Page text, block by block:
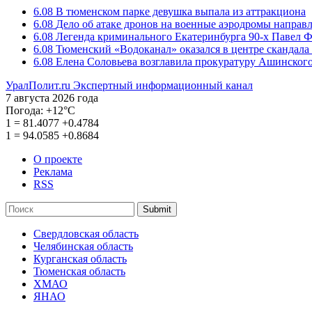
6.08 В тюменском парке девушка выпала из аттракциона
6.08 Дело об атаке дронов на военные аэродромы
6.08 Легенда криминального Екатеринбурга 90-х Павел
6.08 Тюменский «Водоканал» оказался в центре
6.08 Елена Соловьева возглавила прокуратуру
УралПолит.ru Экспертный информационный канал
7 августа 2026 года
Погода: +12°С
1 = 81.4077 +0.4784
1 = 94.0585 +0.8684
О проекте
Реклама
RSS
Submit
Свердловская область
Челябинская область
Курганская область
Тюменская область
ХМАО
ЯНАО